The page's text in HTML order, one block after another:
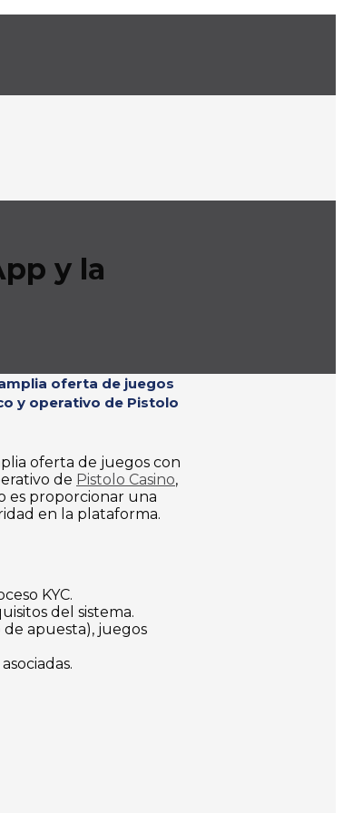
y la
oferta de juegos
y operativo de Pistolo
oferta de juegos con
de Pistolo Casino,
es proporcionar una
en la plataforma.
KYC.
del sistema.
apuesta), juegos